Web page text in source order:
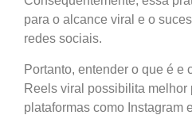
para o alcance viral e o
redes sociais.
Portanto, entender o que é e
Reels viral possibilita melhor
plataformas como Instagram